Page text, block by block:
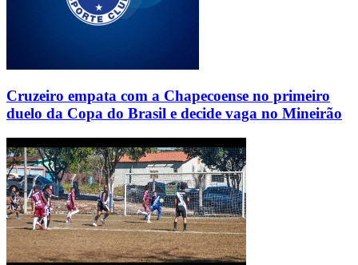
Cruzeiro empata com a Chapecoense no primeiro
duelo da Copa do Brasil e decide vaga no Mineirão